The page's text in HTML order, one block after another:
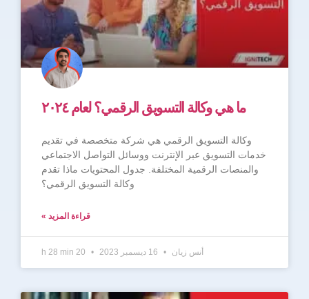
ما هي وكالة التسويق الرقمي؟ لعام ٢٠٢٤
وكالة التسويق الرقمي هي شركة متخصصة في تقديم
خدمات التسويق عبر الإنترنت ووسائل التواصل الاجتماعي
والمنصات الرقمية المختلفة. جدول المحتويات ماذا تقدم
وكالة التسويق الرقمي؟
قراءة المزيد »
أنس زيان